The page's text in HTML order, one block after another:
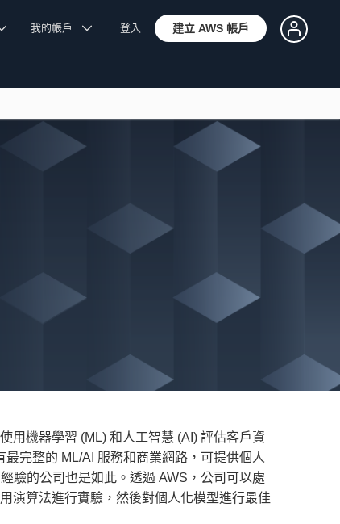
我的帳戶 登入 建立 AWS 帳戶
用機器學習 (ML) 和人工智慧 (AI) 評估客戶資
完整的 ML/AI 服務和商業網路，可提供個人
驗的公司也是如此。透過 AWS，公司可以處
演算法進行實驗，然後對個人化模型進行最佳